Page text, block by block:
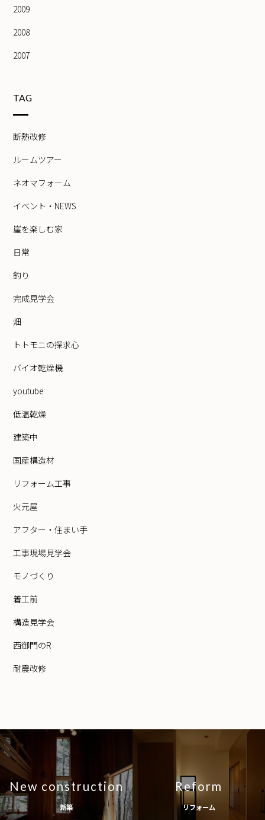
2009
2008
2007
TAG
断熱改修
ルームツアー
ネオマフォーム
イベント・NEWS
崖を楽しむ家
日常
釣り
完成見学会
畑
トトモニの探求心
バイオ乾燥機
youtube
低温乾燥
建築中
国産構造材
リフォーム工事
火元屋
アフター・住まい手
工事現場見学会
モノづくり
着工前
構造見学会
西御門のR
耐震改修
New construction
新築
Reform
リフォーム